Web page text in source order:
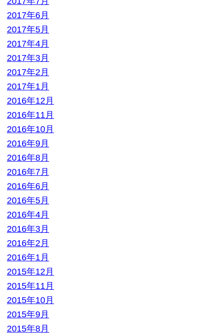
2016年8月
2016年7月
2016年6月
2016年4月
2016年3月
2016年2月
2016年1月
2015年12月
2015年11月
2015年9月
2015年8月
2015年7月
2015年6月
2015年5月
2015年4月
2015年2月
2015年1月
2014年12月
2014年11月
2014年10月
2014年9月
2014年7月
2014年6月
2014年3月
2014年2月
2014年1月
2013年12月
2013年10月